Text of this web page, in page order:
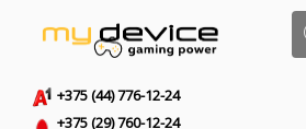
+375 (44) 776-12-24
+375 (29) 760-12-24